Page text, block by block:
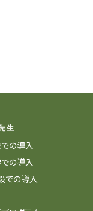
生
の導入
の導入
での導入